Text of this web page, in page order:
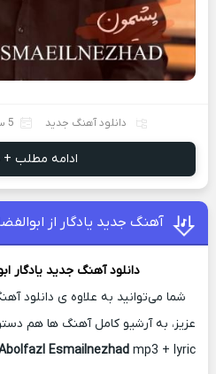
دانلود آهنگ جدید 5 سپتامبر 2025
ادامه مطلب +
آهنگ جدید یادگار از
دانلود آهنگ جدید یادگار
شما می‌توانید به علاوه ی دانلود
عزیز، به آرشیو کامل آهنگ ها هم
Esmailnezhadmp3 + lyric